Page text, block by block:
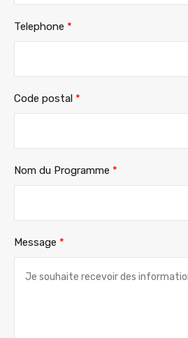
Telephone *
Code postal *
Nom du Programme *
Message *